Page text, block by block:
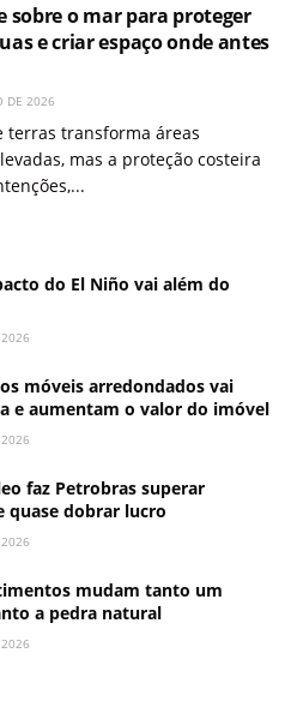
sobre o mar para proteger
e criar espaço onde antes
DE 2026
terras transforma áreas
mas a proteção costeira
do El Niño vai além do
móveis arredondados vai
e aumentam o valor do imóvel
faz Petrobras superar
quase dobrar lucro
mudam tanto um
a pedra natural